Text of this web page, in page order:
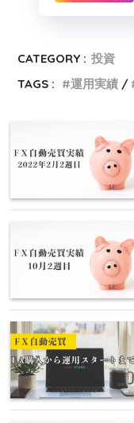
CATEGORY : 投資
TAGS :
運用実績